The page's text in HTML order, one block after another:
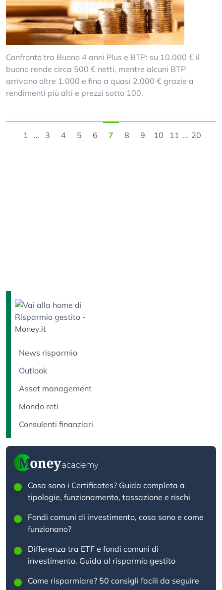
Confronto tra Buono 4 anni Plus e BTP: su 10.000 € il
buono rende circa 500 € netti, mentre alcuni BTP
arrivano oltre 1.000 e fino a quasi 2.000 € grazie a
rendimenti più alti e prezzi sotto 100.
1 ... 3 4 5 6 7 8 9 10 11 ... 20
News risparmio
Outlook
Asset management
Mondo reti
Consulenti finanziari
Cosa sono i Certificates? Guida completa a
tipologie, funzionamento, tassazione e rischi
Fondi comuni di investimento, cosa sono e come
funzionano?
Differenza tra ETF e fondi comuni di
investimento. Guida al risparmio gestito
Come risparmiare? 50 consigli facili da seguire